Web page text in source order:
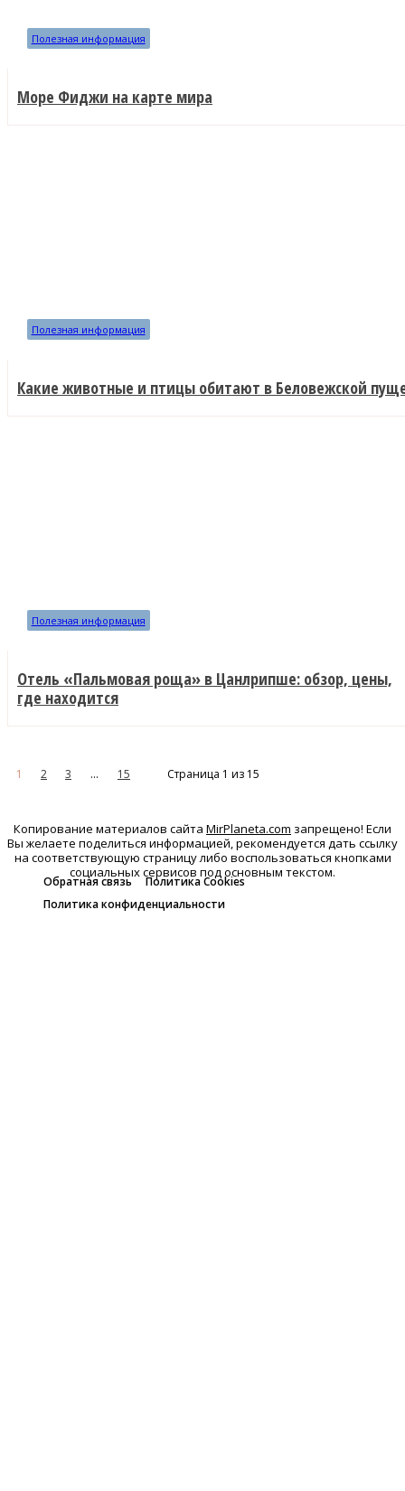
Полезная информация
Море Фиджи на карте мира
Полезная информация
Какие животные и птицы обитают в Беловежской
Полезная информация
Отель «Пальмовая роща» в Цанлрипше: обзор, цены,
где находится
1 2 3 ... 15 Страница 1 из 15
Копирование материалов сайта MirPlaneta.com запрещено! Если
Вы желаете поделиться информацией, рекомендуется дать ссылку
на соответствующую страницу либо воспользоваться кнопками
социальных сервисов под основным текстом.
Обратная связь
Политика Cookies
Политика конфиденциальности